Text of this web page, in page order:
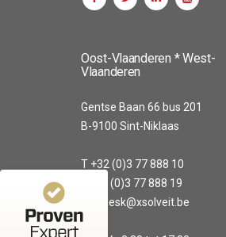
Oost-Vlaanderen * West-
Vlaanderen
Gentse Baan 66 bus 201
B-9100 Sint-Niklaas
T +32 (0)3 77 888 10
F +32 (0)3 77 888 19
helpdesk@xsolveit.be
XsolveIT
Recommended on
ProvenExpert.com
4.56 / 5.00
43
Reviews on
ProvenExpert.com
Reviews from 1
other source
ProvenExpert.com